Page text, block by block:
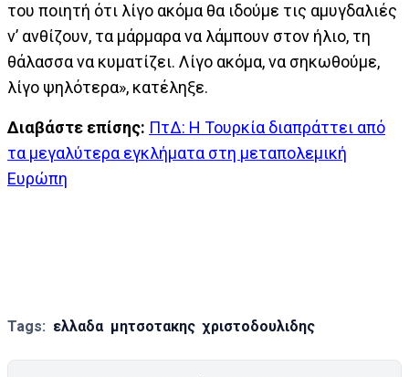
του ποιητή ότι λίγο ακόμα θα ιδούμε τις αμυγδαλιές
ν’ ανθίζουν, τα μάρμαρα να λάμπουν στον ήλιο, τη
θάλασσα να κυματίζει. Λίγο ακόμα, να σηκωθούμε,
λίγο ψηλότερα», κατέληξε.
Διαβάστε επίσης: ΠτΔ: Η Τουρκία διαπράττει από
τα μεγαλύτερα εγκλήματα στη μεταπολεμική
Ευρώπη
Tags: ελλαδα μητσοτακης χριστοδουλιδης